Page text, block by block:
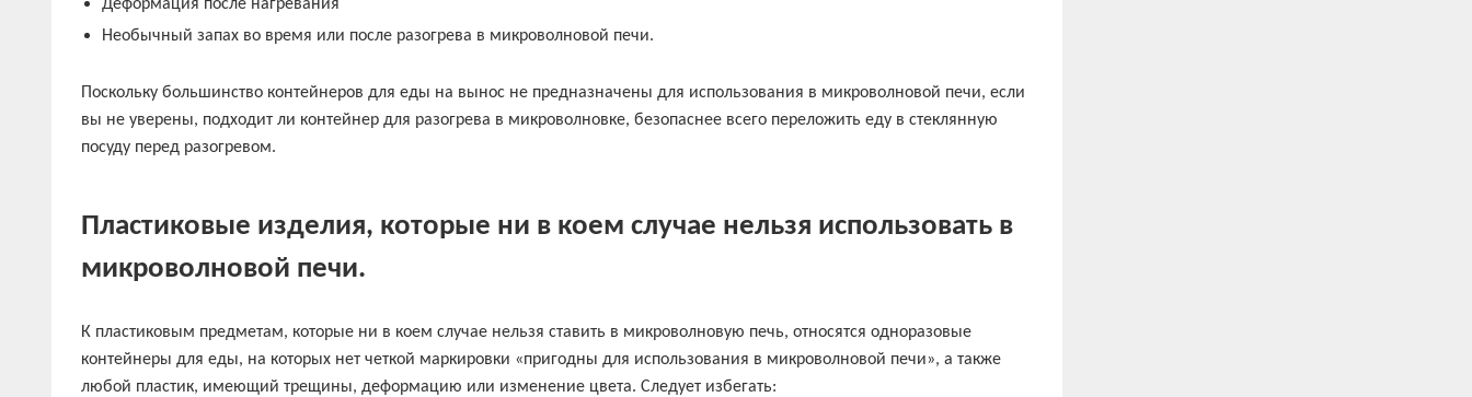
Деформация после нагревания
Необычный запах во время или после разогрева в микроволновой печи.
Поскольку большинство контейнеров для еды на вынос не предназначены для использования в микроволновой печи, если
вы не уверены, подходит ли контейнер для разогрева в микроволновке, безопаснее всего переложить еду в стеклянную
посуду перед разогревом.
Пластиковые изделия, которые ни в коем случае нельзя использовать в
микроволновой печи.
К пластиковым предметам, которые ни в коем случае нельзя ставить в микроволновую печь, относятся одноразовые
контейнеры для еды, на которых нет четкой маркировки «пригодны для использования в микроволновой печи», а также
любой пластик, имеющий трещины, деформацию или изменение цвета. Следует избегать: